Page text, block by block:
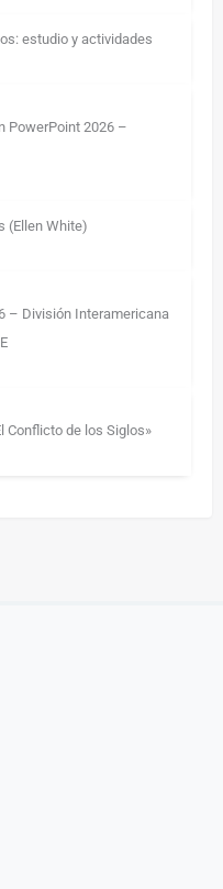
estudio y actividades
PowerPoint 2026 –
(Ellen White)
– División Interamericana
Conflicto de los Siglos»